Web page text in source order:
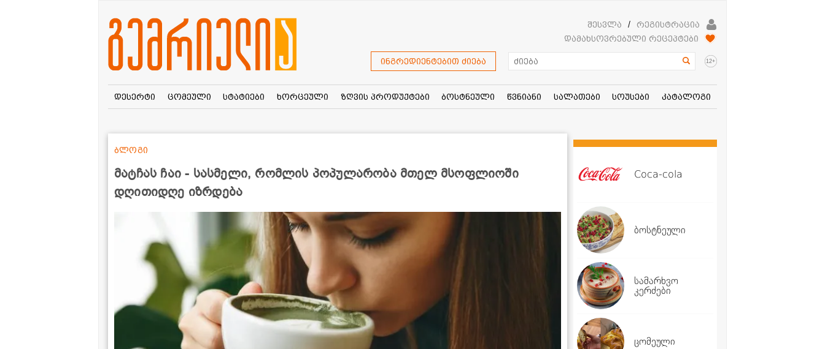
შესვლა /
რეგისტრაცია
დამახსოვრებული რეცეპტები
ინგრედიენტებით ძიება 12+
დესერტი ცომეული სტატიები ხორცეული ზღვის პროდუქტები ბოსტნეული წვნიანი სალათები სოუსები კატალოგი
მატჩას ჩაი - სასმელი, რომლის პოპულარობა მთელ მსოფლიოში
დღითიდღე იზრდება
ბლოგი
Coca-cola
ბოსტნეული
სამარხვო
კერძები
ცომეული